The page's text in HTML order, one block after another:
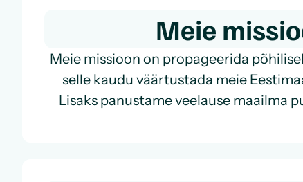
Meie
Meie missioon on propageerida
selle kaudu väärtustada meie
Lisaks panustame veelause maailma